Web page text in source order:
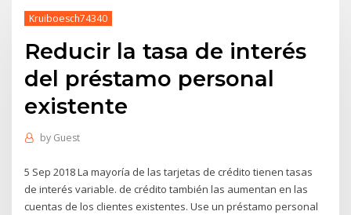
Kruiboesch74340
Reducir la tasa de interés
del préstamo personal
existente
by Guest
5 Sep 2018 La mayoría de las tarjetas de crédito tienen tasas
de interés variable. de crédito también las aumentan en las
cuentas de los clientes existentes. Use un préstamo personal